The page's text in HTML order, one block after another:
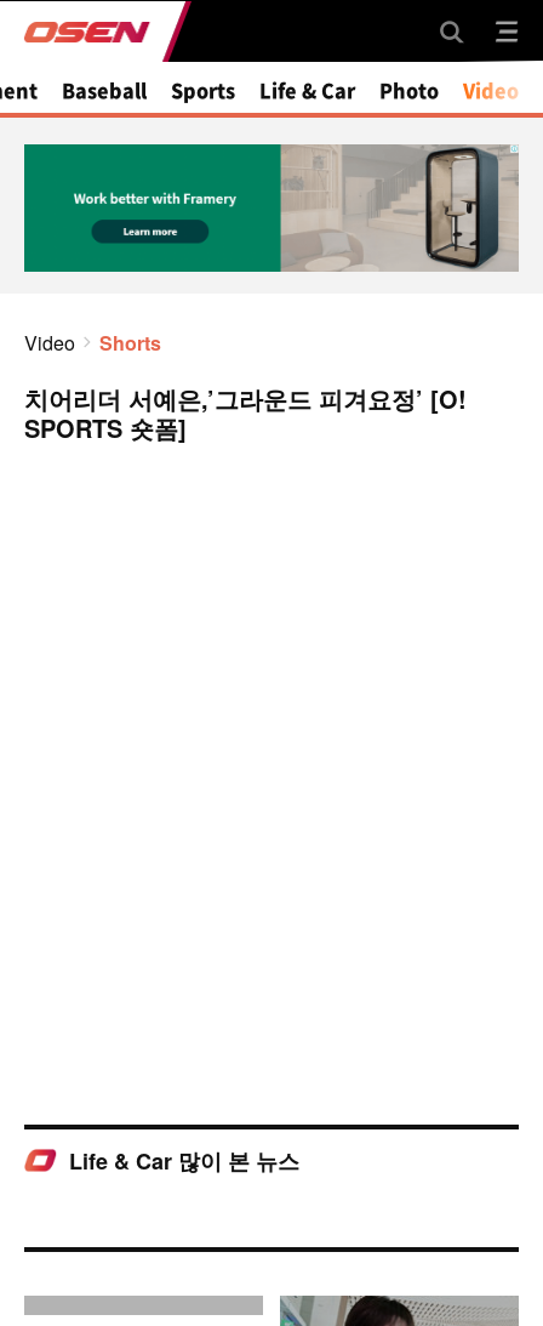
Baseball Sports Life & Car Photo Video
Video Shorts
치어리더 서예은,’그라운드 피겨요정’ [O!
SPORTS 숏폼]
Life & Car 많이 본 뉴스